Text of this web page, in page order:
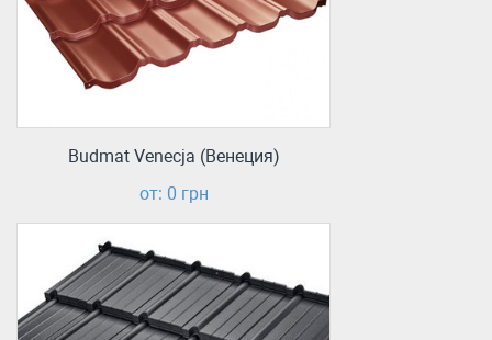
Budmat Venecja (Венеция)
от: 0 грн